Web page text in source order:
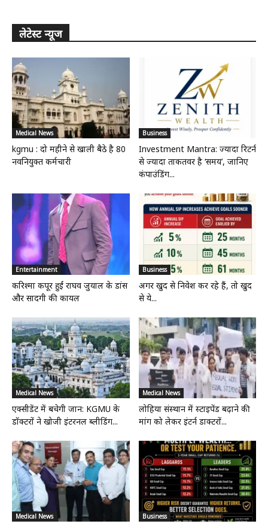
लेटेस्ट न्यूज
Medical News
kgmu : दो महीने से खाली बैठे है 80
नवनियुक्त कर्मचारी
Business
Investment Mantra: ज्यादा रिटर्न
से ज्यादा ताकतवर है ‘समय’, जानिए
कंपाउंडिंग...
Entertainment
करिश्मा कपूर हुईं राघव जुयाल के डांस
और सादगी की कायल
Business
अगर खुद से निवेश कर रहे हैं, तो खुद
से ये...
Medical News
एक्सीडेंट में बचेगी जान: KGMU के
डॉक्टरों ने खोजी इंटरनल ब्लीडिंग...
Medical News
लोहिया संस्थान में स्टाइपेंड बढ़ाने की
मांग को लेकर इंटर्न डाक्टरों...
Medical News Business